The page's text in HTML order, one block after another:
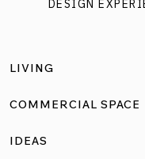
DESIGN
LIVING
COMMERCIAL SPACE
IDEAS